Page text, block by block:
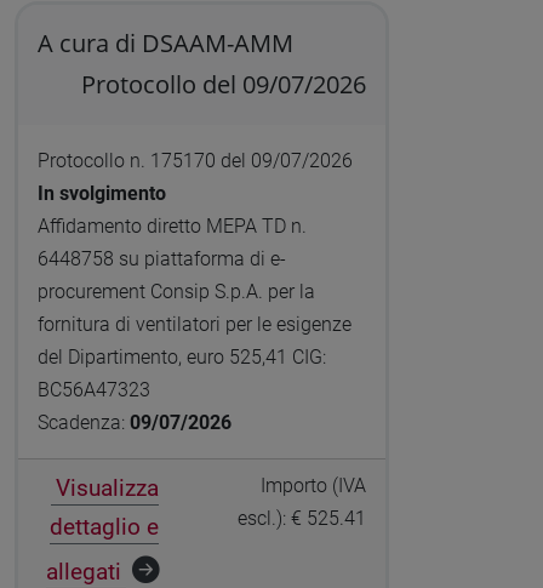
A cura di DSAAM-AMM
Protocollo del 09/07/2026
Protocollo n. 175170 del 09/07/2026
In svolgimento
Affidamento diretto MEPA TD n.
6448758 su piattaforma di e-
procurement Consip S.p.A. per la
fornitura di ventilatori per le esigenze
del Dipartimento, euro 525,41 CIG:
BC56A47323
Scadenza: 09/07/2026
Visualizza
dettaglio e
allegati
Importo (IVA
escl.): € 525.41